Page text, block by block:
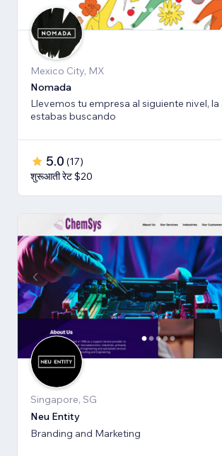
Mexico City, MX
Nomada
Llevemos tu empresa al siguiente nivel,
estabas buscando
5.0 (17)
शुरूआती रेट $20
Singapore, SG
Neu Entity
Branding and Marketing